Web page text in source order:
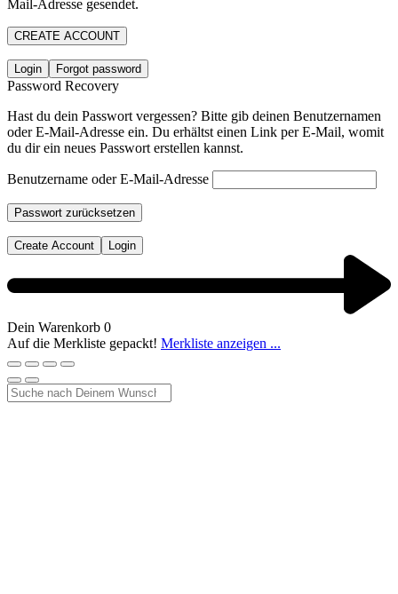
Mail-Adresse gesendet.
CREATE ACCOUNT
Login Forgot password
Password Recovery
Hast du dein Passwort vergessen? Bitte gib deinen Benutzernamen
oder E-Mail-Adresse ein. Du erhältst einen Link per E-Mail, womit
du dir ein neues Passwort erstellen kannst.
Benutzername oder E-Mail-Adresse
Passwort zurücksetzen
Create Account Login
Dein Warenkorb 0
Auf die Merkliste gepackt! Merkliste anzeigen ...